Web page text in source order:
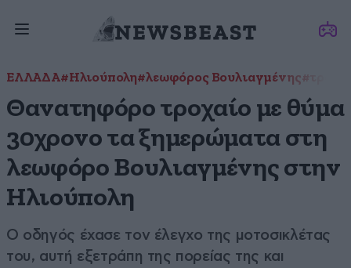
ΕΛΛΑΔΑ#Ηλιούπολη#λεωφόρος Βουλιαγμένης
Θανατηφόρο τροχαίο με θύμα
30χρονο τα ξημερώματα στη
λεωφόρο Βουλιαγμένης στην
Ηλιούπολη
Ο οδηγός έχασε τον έλεγχο της μοτοσικλέτας
του, αυτή εξετράπη της πορείας της και